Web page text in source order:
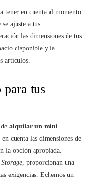
tener en cuenta al momento
ajuste a tus
las dimensiones de tus
disponible y la
artículos.
para tus
alquilar un mini
cuenta las dimensiones de
la opción apropiada.
Storage, proporcionan una
exigencias. Echemos un